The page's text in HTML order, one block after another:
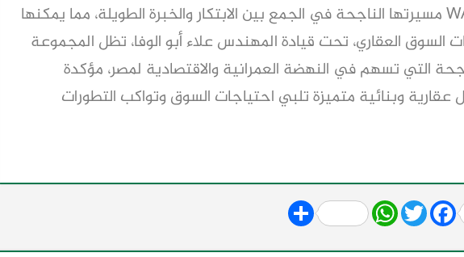
وتواصل مجموعة WAF مسيرتها الناجحة في الجمع بين الابتكار والخبرة الطويلة، مما يمكنها
السوق العقاري، تحت قيادة المهندس علاء أبو الوفا، تظل المجموعة
التي تسهم في النهضة العمرانية والاقتصادية لمصر، مؤكدة
عقارية وبنائية متميزة تلبي احتياجات السوق وتواكب التطورات
Share WhatsApp
Twitter